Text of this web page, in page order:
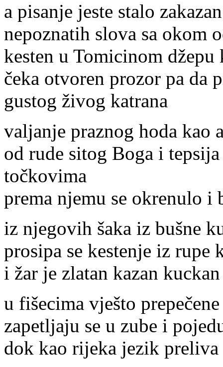
a pisanje jeste stalo
nepoznatih slova sa okom
kesten u Tomicinom džepu
čeka otvoren prozor pa da
gustog živog katrana
valjanje praznog hoda kao
od rude sitog Boga i tepsija
točkovima
prema njemu se okrenulo i
iz njegovih šaka iz bušne
prosipa se kestenje iz rupe
i žar je zlatan kazan
u fišecima vješto
zapetljaju se u zube i
dok kao rijeka jezik preliva